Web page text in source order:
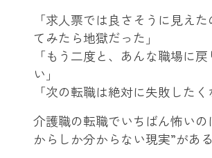
「求人票では良さそうに見え
てみたら地獄だった」
「もう二度と、あんな職場に
い」
「次の転職は絶対に失敗したく
介護職の転職でいちばん怖いの
からしか分からない現実”があ